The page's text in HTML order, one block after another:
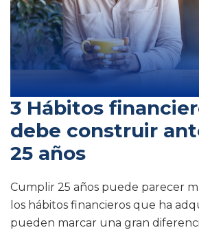
3 Hábitos
debe construir
25 años
Cumplir 25 años puede parecer
los hábitos financieros que ha
pueden marcar una gran